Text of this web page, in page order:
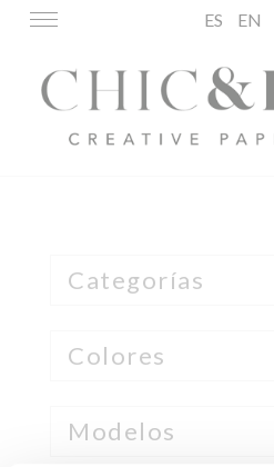
ES EN
Toggle
Categorías
Colores
Modelos